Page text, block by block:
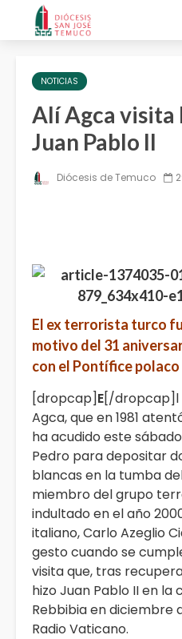
NOTICIAS
Alí­ Agca visita
Juan Pablo II
Diócesis de Temuco
El ex terrorista turco
motivo del 31
con el Pontí­fice polaco
[dropcap]E[/dropcap]l
Agca, que en 1981
ha acudido este
Pedro para depositar
blancas en la tumba
miembro del grupo
indultado en el año
italiano, Carlo Azeglio
gesto cuando se
visita que, tras
hizo Juan Pablo II en
Rebbibia en diciembre
Radio Vaticano.